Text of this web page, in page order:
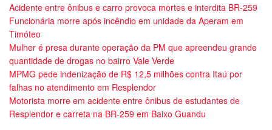
Acidente entre ônibus e carro provoca mortes e interdita BR-259
Funcionária morre após incêndio em unidade da Aperam em
Timóteo
Mulher é presa durante operação da PM que apreendeu grande
quantidade de drogas no bairro Vale Verde
MPMG pede indenização de R$ 12,5 milhões contra Itaú por
falhas no atendimento em Resplendor
Motorista morre em acidente entre ônibus de estudantes de
Resplendor e carreta na BR-259 em Baixo Guandu